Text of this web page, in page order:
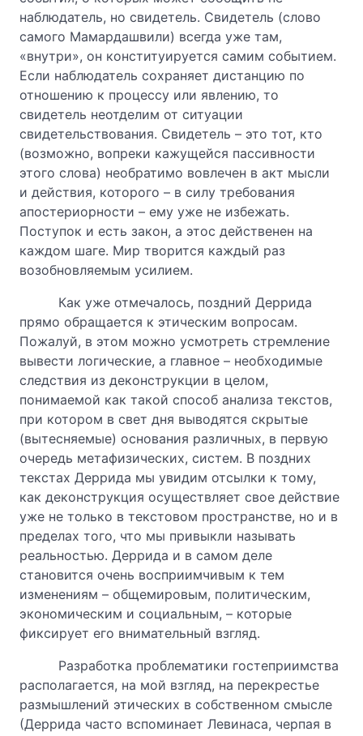
наблюдатель, но свидетель. Свидетель (слово
самого Мамардашвили) всегда уже там,
«внутри», он конституируется самим событием.
Если наблюдатель сохраняет дистанцию по
отношению к процессу или явлению, то
свидетель неотделим от ситуации
свидетельствования. Свидетель – это тот, кто
(возможно, вопреки кажущейся пассивности
этого слова) необратимо вовлечен в акт мысли
и действия, которого – в силу требования
апостериорности – ему уже не избежать.
Поступок и есть закон, а этос действенен на
каждом шаге. Мир творится каждый раз
возобновляемым усилием.
Как уже отмечалось, поздний Деррида
прямо обращается к этическим вопросам.
Пожалуй, в этом можно усмотреть стремление
вывести логические, а главное – необходимые
следствия из деконструкции в целом,
понимаемой как такой способ анализа текстов,
при котором в свет дня выводятся скрытые
(вытесняемые) основания различных, в первую
очередь метафизических, систем. В поздних
текстах Деррида мы увидим отсылки к тому,
как деконструкция осуществляет свое действие
уже не только в текстовом пространстве, но и в
пределах того, что мы привыкли называть
реальностью. Деррида и в самом деле
становится очень восприимчивым к тем
изменениям – общемировым, политическим,
экономическим и социальным, – которые
фиксирует его внимательный взгляд.
Разработка проблематики гостеприимства
располагается, на мой взгляд, на перекрестье
размышлений этических в собственном смысле
(Деррида часто вспоминает Левинаса, черпая в